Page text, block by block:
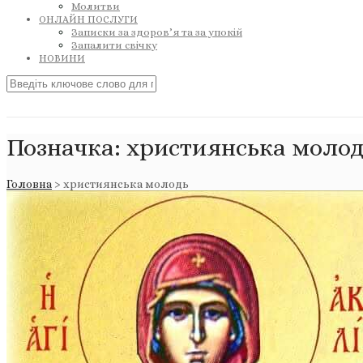
Молитви
ОНЛАЙН ПОСЛУГИ
Записки за здоров’я та за упокій
Запалити свічку
НОВИНИ
Позначка: християнська
Головна > християнська молодь